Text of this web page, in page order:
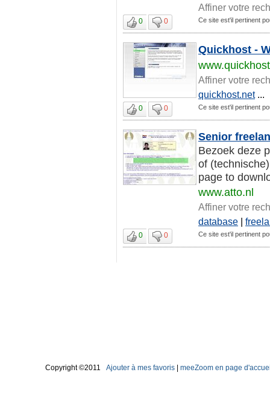
Affiner votre
0 0 Ce site est'il pertinent
Quickhost -
Affiner votre
quickhost.net...
0 0 Ce site est'il pertinent
Senior
Bezoek deze
of
page to
www.atto.nl
Affiner votre
database |
0 0 Ce site est'il pertinent
Copyright ©2011 Ajouter à mes favoris meeZoom en page